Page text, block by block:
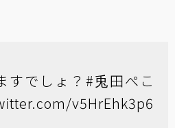
すでしょ？ #兎田ぺこ
v5HrEhk3p6